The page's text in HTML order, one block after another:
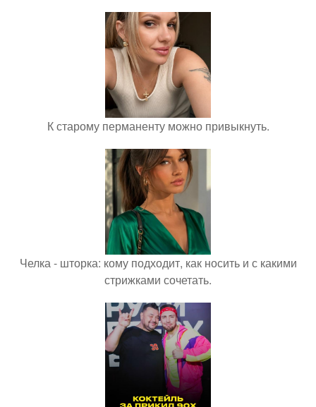
К старому перманенту можно привыкнуть.
Челка - шторка: кому подходит, как носить и с какими
стрижками сочетать.